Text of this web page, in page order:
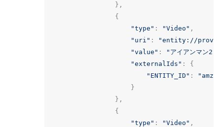
},
{
"type" : "Video" ,
"uri" :
"entity://
"value" : "アイアンマン2"
"externalIds" :
{
"ENTITY_ID" :
}
},
{
"type" : "Video" ,